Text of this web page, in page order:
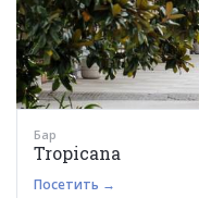
Бар
Tropicana
Посетить →